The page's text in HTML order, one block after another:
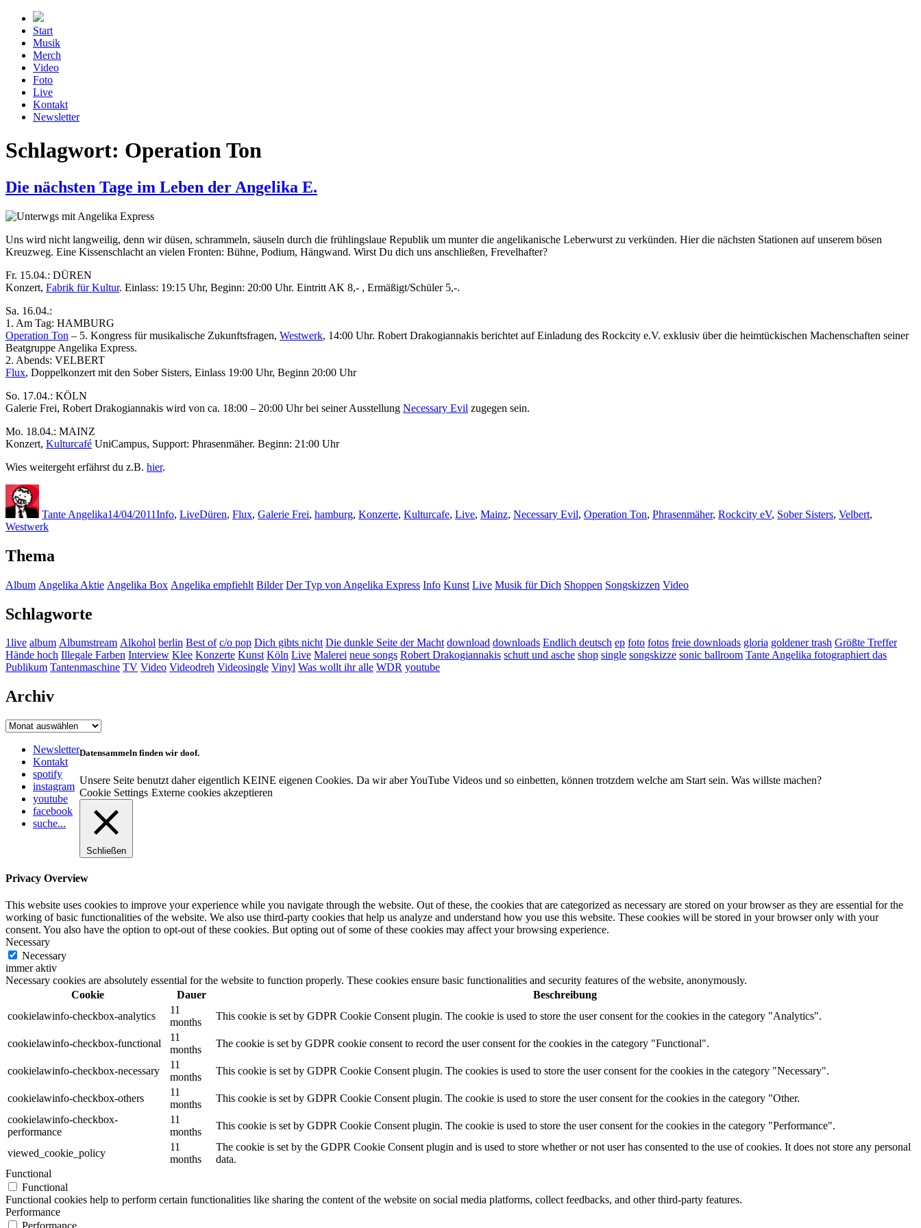
Zum
Inhalt
springen
Start
Musik
Merch
Video
Foto
Live
Kontakt
Newsletter
Schlagwort: Operation Ton
Die nächsten Tage im Leben der Angelika E.
Uns wird nicht langweilig, denn wir düsen, schrammeln, säuseln durch die frühlingslaue Republik um munter die angelikanische Leberwurst zu verkünden. Hier die nächsten Stationen auf unserem bösen
Kreuzweg. Eine Kissenschlacht an vielen Fronten: Bühne, Podium, Hängwand. Wirst Du dich uns anschließen, Frevelhafter?
Fr. 15.04.: DÜREN
Konzert, Fabrik für Kultur. Einlass: 19:15 Uhr, Beginn: 20:00 Uhr. Eintritt AK 8,- , Ermäßigt/Schüler 5,-.
Sa. 16.04.:
1. Am Tag: HAMBURG
Operation Ton – 5. Kongress für musikalische Zukunftsfragen, Westwerk, 14:00 Uhr. Robert Drakogiannakis berichtet auf Einladung des Rockcity e.V. exklusiv über die heimtückischen Machenschaften seiner
Beatgruppe Angelika Express.
2. Abends: VELBERT
Flux, Doppelkonzert mit den Sober Sisters, Einlass 19:00 Uhr, Beginn 20:00 Uhr
So. 17.04.: KÖLN
Galerie Frei, Robert Drakogiannakis wird von ca. 18:00 – 20:00 Uhr bei seiner Ausstellung Necessary Evil zugegen sein.
Mo. 18.04.: MAINZ
Konzert, Kulturcafé UniCampus, Support: Phrasenmäher. Beginn: 21:00 Uhr
Wies weitergeht erfährst du z.B. hier.
Autor
Tante Angelika14/04/2011Info, LiveDüren, Flux, Galerie Frei, hamburg, Konzerte, Kulturcafe, Live, Mainz, Necessary Evil, Operation Ton, Phrasenmäher, Rockcity eV, Sober Sisters, Velbert,
Westwerk
Thema
Album Angelika Aktie Angelika Box Angelika empfiehlt Bilder Der Typ von Angelika Express Info Kunst Live Musik für Dich Shoppen Songskizzen Video
Schlagworte
1live album Albumstream Alkohol berlin Best of c/o pop Dich gibts nicht Die dunkle Seite der Macht download downloads Endlich deutsch ep foto fotos freie downloads gloria goldener trash Größte Treffer
Hände hoch Illegale Farben Interview Klee Konzerte Kunst Köln Live Malerei neue songs Robert Drakogiannakis schutt und asche shop single songskizze sonic ballroom Tante Angelika fotographiert das
Publikum Tantenmaschine TV Video Videodreh Videosingle Vinyl Was wollt ihr alle WDR youtube
Archiv
Archiv
Newsletter
Kontakt
spotify
instagram
youtube
facebook
suche...
Datensammeln finden wir doof.
Unsere Seite benutzt daher eigentlich KEINE eigenen Cookies. Da wir aber YouTube Videos und so einbetten, können trotzdem welche am Start sein. Was willste machen?
Cookie Settings Externe cookies akzeptieren
Schließen
Privacy Overview
This website uses cookies to improve your experience while you navigate through the website. Out of these, the cookies that are categorized as necessary are stored on your browser as they are essential for the
working of basic functionalities of the website. We also use third-party cookies that help us analyze and understand how you use this website. These cookies will be stored in your browser only with your
consent. You also have the option to opt-out of these cookies. But opting out of some of these cookies may affect your browsing experience.
Necessary
Necessary
immer aktiv
Necessary cookies are absolutely essential for the website to function properly. These cookies ensure basic functionalities and security features of the website, anonymously.
Cookie
Dauer
Beschreibung
cookielawinfo-checkbox-analytics
11
months
This cookie is set by GDPR Cookie Consent plugin. The cookie is used to store the user consent for the cookies in the category "Analytics".
cookielawinfo-checkbox-functional
11
months
The cookie is set by GDPR cookie consent to record the user consent for the cookies in the category "Functional".
cookielawinfo-checkbox-necessary
11
months
This cookie is set by GDPR Cookie Consent plugin. The cookies is used to store the user consent for the cookies in the category "Necessary".
cookielawinfo-checkbox-others
11
months
This cookie is set by GDPR Cookie Consent plugin. The cookie is used to store the user consent for the cookies in the category "Other.
cookielawinfo-checkbox-
performance
11
months
This cookie is set by GDPR Cookie Consent plugin. The cookie is used to store the user consent for the cookies in the category "Performance".
viewed_cookie_policy
11
months
The cookie is set by the GDPR Cookie Consent plugin and is used to store whether or not user has consented to the use of cookies. It does not store any personal
data.
Functional
Functional
Functional cookies help to perform certain functionalities like sharing the content of the website on social media platforms, collect feedbacks, and other third-party features.
Performance
Performance